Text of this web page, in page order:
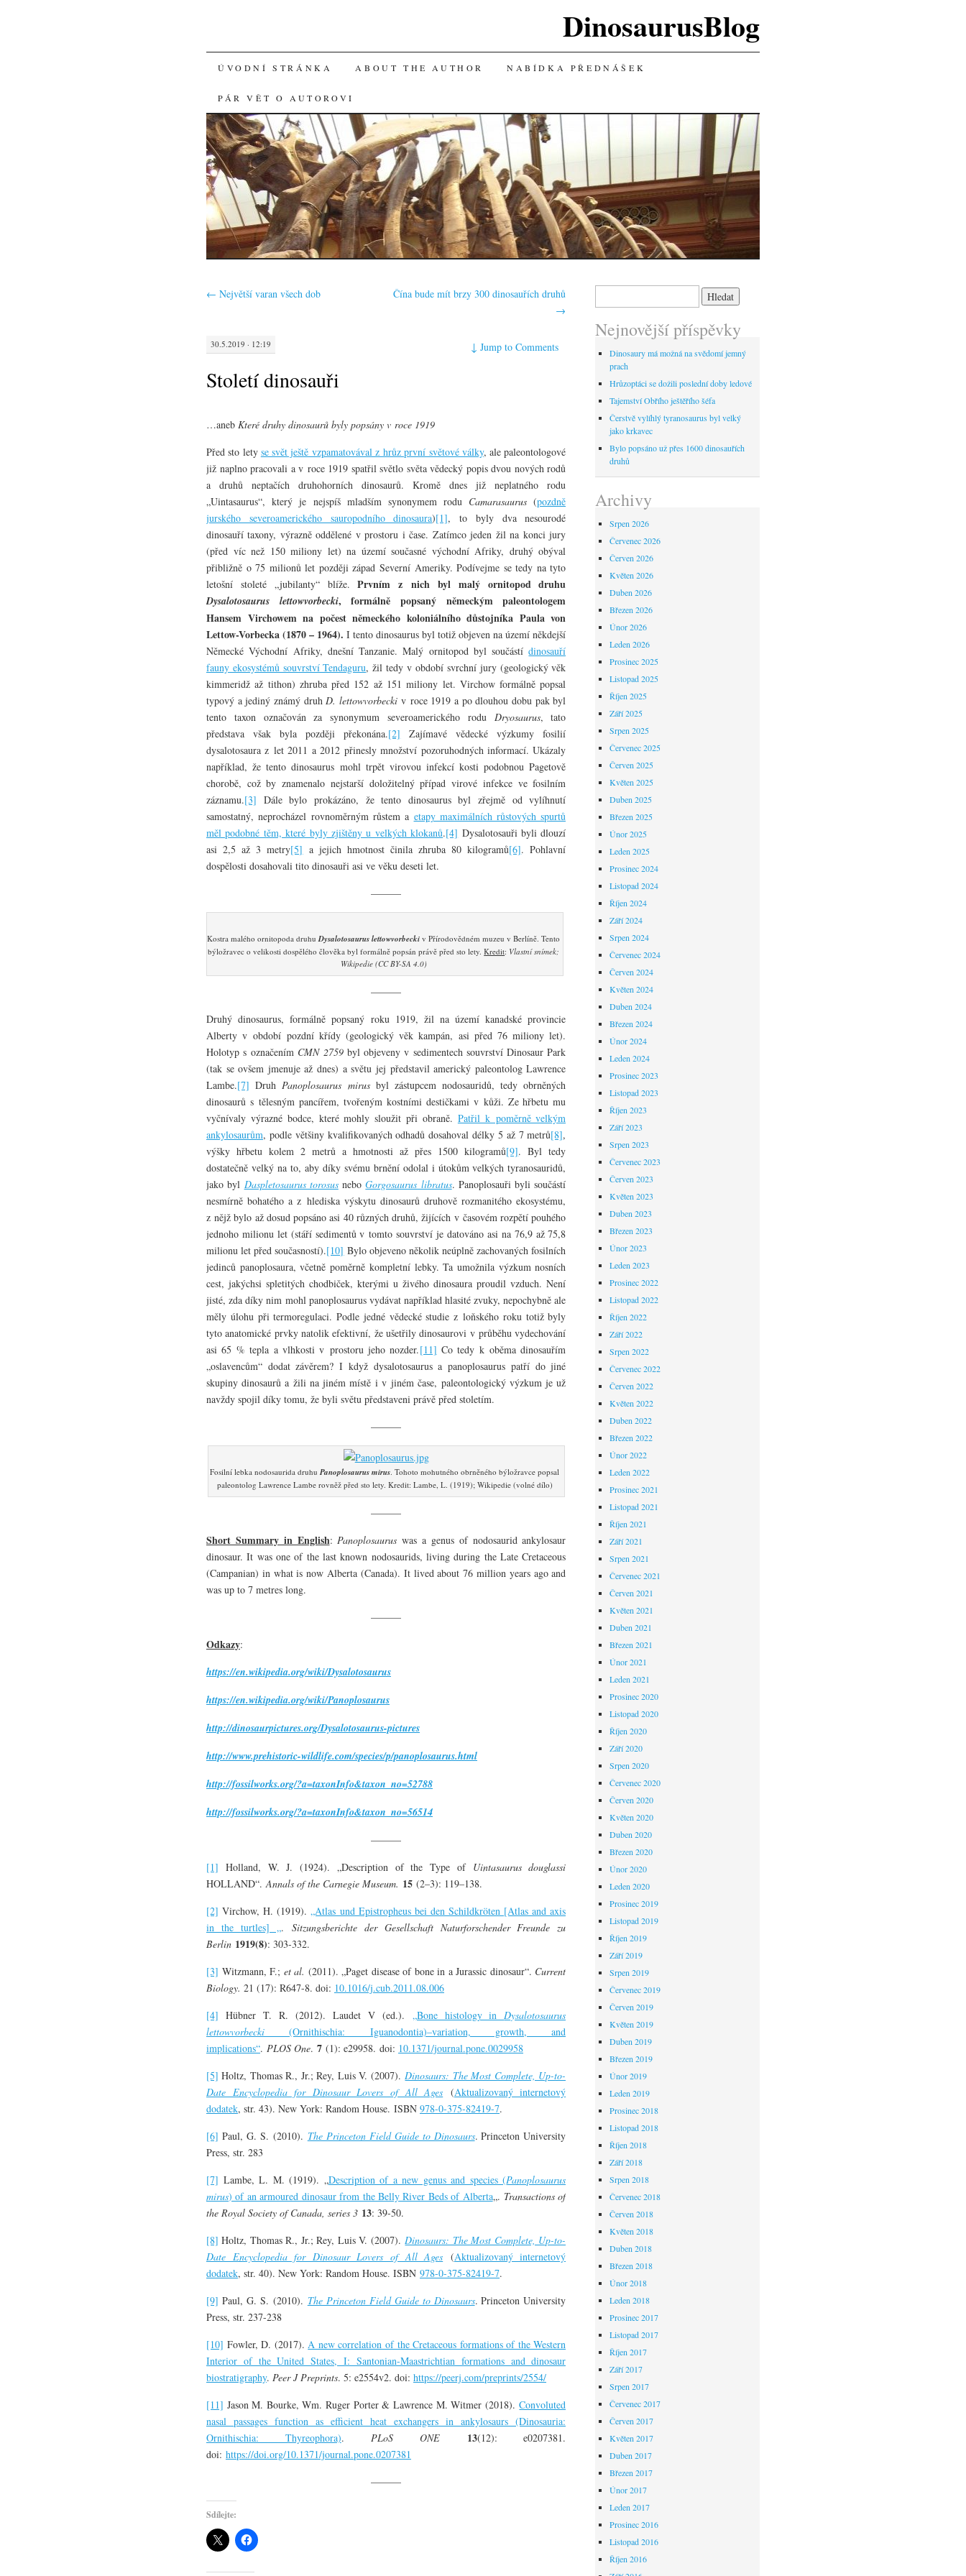
DinosaurusBlog
SKIP
TO
CONTENT
ÚVODNÍ STRÁNKA ABOUT THE AUTHOR NABÍDKA PŘEDNÁŠEK
PÁR VĚT O AUTOROVI
← Největší varan všech dob
Čína bude mít brzy 300 dinosauřích druhů
→
30.5.2019 · 12:19 ↓Jump to Comments
Století dinosauři
…aneb Které druhy dinosaurů byly popsány v roce 1919
Před sto lety se svět ještě vzpamatovával z hrůz první světové války, ale paleontologové
již naplno pracovali a v roce 1919 spatřil světlo světa vědecký popis dvou nových rodů
a druhů neptačích druhohorních dinosaurů. Kromě dnes již neplatného rodu
„Uintasaurus“, který je nejspíš mladším synonymem rodu Camarasaurus (pozdně
jurského severoamerického sauropodního dinosaura)[1], to byly dva nesourodé
dinosauří taxony, výrazně oddělené v prostoru i čase. Zatímco jeden žil na konci jury
(před víc než 150 miliony let) na území současné východní Afriky, druhý obýval
přibližně o 75 milionů let později západ Severní Ameriky. Podívejme se tedy na tyto
letošní stoleté „jubilanty“ blíže.Prvním z nich byl malý ornitopod druhu
Dysalotosaurus lettowvorbecki, formálně popsaný německým paleontologem
Hansem Virchowem na počest německého koloniálního důstojníka Paula von
Lettow-Vorbecka (1870 – 1964). I tento dinosaurus byl totiž objeven na území někdejší
Německé Východní Afriky, dnešní Tanzanie. Malý ornitopod byl součástídinosauří
fauny ekosystémů souvrství Tendaguru, žil tedy v období svrchní jury (geologický věk
kimmeridž až tithon) zhruba před 152 až 151 miliony let. Virchow formálně popsal
typový a jediný známý druh D. lettowvorbecki v roce 1919 a po dlouhou dobu pak byl
tento taxon označován za synonymum severoamerického rodu Dryosaurus, tato
představa však byla později překonána.[2] Zajímavé vědecké výzkumy fosilií
dysalotosaura z let 2011 a 2012 přinesly množství pozoruhodných informací. Ukázaly
například, že tento dinosaurus mohl trpět virovou infekcí kosti podobnou Pagetově
chorobě, což by znamenalo nejstarší doložitelný případ virové infekce ve fosilním
záznamu.[3] Dále bylo prokázáno, že tento dinosaurus byl zřejmě od vylíhnutí
samostatný, neprocházel rovnoměrným růstem a etapy maximálních růstových spurtů
měl podobné těm, které byly zjištěny u velkých klokanů.[4] Dysalotosauři byli dlouzí
asi 2,5 až 3 metry[5] a jejich hmotnost činila zhruba 80 kilogramů[6]. Pohlavní
dospělosti dosahovali tito dinosauři asi ve věku deseti let.
———
Kostra malého ornitopoda druhuDysalotosaurus lettowvorbecki v Přírodovědném muzeu v Berlíně. Tento
býložravec o velikosti dospělého člověka byl formálně popsán právě před sto lety.Kredit: Vlastní snímek;
Wikipedie (CC BY-SA 4.0)
———
Druhý dinosaurus, formálně popsaný roku 1919, žil na území kanadské provincie
Alberty v období pozdní křídy (geologický věk kampán, asi před 76 miliony let).
Holotyp s označením CMN 2759byl objeveny v sedimentech souvrství Dinosaur Park
(tak se ovšem jmenuje až dnes) a světu jej představil americký paleontolog Lawrence
Lambe.[7] Druh Panoplosaurus mirusbyl zástupcem nodosauridů, tedy obrněných
dinosaurů s tělesným pancířem, tvořeným kostními destičkami v kůži. Ze hřbetu mu
vyčnívaly výrazné bodce, které mohly sloužit při obraně. Patřil k poměrně velkým
ankylosaurům, podle většiny kvalifikovaných odhadů dosahoval délky 5 až 7 metrů[8],
výšky hřbetu kolem 2 metrů a hmotnosti až přes 1500 kilogramů[9]. Byl tedy
dostatečně velký na to, aby díky svému brnění odolal i útokům velkých tyranosauridů,
jako byl Daspletosaurus torosusneboGorgosaurus libratus. Panoplosauři byli součástí
nesmírně bohatého a z hlediska výskytu dinosaurů druhově rozmanitého ekosystému,
z nějž bylo až dosud popsáno asi 40 různých druhů, žijících v časovém rozpětí pouhého
jednoho milionu let (stáří sedimentů v tomto souvrství je datováno asi na 76,9 až 75,8
milionu let před současností).[10] Bylo objeveno několik neúplně zachovaných fosilních
jedinců panoplosaura, včetně poměrně kompletní lebky. Ta umožnila výzkum nosních
cest, jakýchsi spletitých chodbiček, kterými u živého dinosaura proudil vzduch. Není
jisté, zda díky nim mohl panoplosaurus vydávat například hlasité zvuky, nepochybně ale
měly úlohu při termoregulaci. Podle jedné vědecké studie z loňského roku totiž byly
tyto anatomické prvky natolik efektivní, že ušetřily dinosaurovi v průběhu vydechování
asi 65 % tepla a vlhkosti v prostoru jeho nozder.[11] Co tedy k oběma dinosauřím
„oslavencům“ dodat závěrem? I když dysalotosaurus a panoplosaurus patří do jiné
skupiny dinosaurů a žili na jiném místě i v jiném čase, paleontologický výzkum je už
navždy spojil díky tomu, že byli světu představeni právě před stoletím.
———
Fosilní lebka nodosaurida druhuPanoplosaurus mirus . Tohoto mohutného obrněného býložravce popsal
paleontolog Lawrence Lambe rovněž před sto lety. Kredit: Lambe, L. (1919); Wikipedie (volné dílo)
———
Short Summary in English: Panoplosaurus was a genus of nodosaurid ankylosaur
dinosaur. It was one of the last known nodosaurids, living during the Late Cretaceous
(Campanian) in what is now Alberta (Canada). It lived about 76 million years ago and
was up to 7 metres long.
———
Odkazy:
https://en.wikipedia.org/wiki/Dysalotosaurus
https://en.wikipedia.org/wiki/Panoplosaurus
http://dinosaurpictures.org/Dysalotosaurus-pictures
http://www.prehistoric-wildlife.com/species/p/panoplosaurus.html
http://fossilworks.org/?a=taxonInfo&taxon_no=52788
http://fossilworks.org/?a=taxonInfo&taxon_no=56514
———
[1] Holland, W. J. (1924). „Description of the Type of Uintasaurus douglassi
HOLLAND“. Annals of the Carnegie Museum. 15 (2–3): 119–138.
[2] Virchow, H. (1919). „Atlas und Epistropheus bei den Schildkröten [Atlas and axis
in the turtles] „. Sitzungsberichte der Gesellschaft Naturforschender Freunde zu
Berlin 1919(8): 303-332.
[3] Witzmann, F.; et al. (2011). „Paget disease of bone in a Jurassic dinosaur“. Current
Biology. 21 (17): R647-8. doi: 10.1016/j.cub.2011.08.006
[4] Hübner T. R. (2012). Laudet V (ed.). „Bone histology in Dysalotosaurus
lettowvorbecki (Ornithischia: Iguanodontia)–variation, growth, and
implications“. PLOS One. 7 (1): e29958. doi: 10.1371/journal.pone.0029958
[5] Holtz, Thomas R., Jr.; Rey, Luis V. (2007). Dinosaurs: The Most Complete, Up-to-
Date Encyclopedia for Dinosaur Lovers of All Ages (Aktualizovaný internetový
dodatek, str. 43). New York: Random House. ISBN 978-0-375-82419-7.
[6] Paul, G. S. (2010). The Princeton Field Guide to Dinosaurs. Princeton University
Press, str. 283
[7] Lambe, L. M. (1919). „Description of a new genus and species (Panoplosaurus
mirus) of an armoured dinosaur from the Belly River Beds of Alberta„. Transactions of
the Royal Society of Canada, series 3 13: 39-50.
[8] Holtz, Thomas R., Jr.; Rey, Luis V. (2007). Dinosaurs: The Most Complete, Up-to-
Date Encyclopedia for Dinosaur Lovers of All Ages (Aktualizovaný internetový
dodatek, str. 40). New York: Random House. ISBN 978-0-375-82419-7.
[9] Paul, G. S. (2010). The Princeton Field Guide to Dinosaurs. Princeton University
Press, str. 237-238
[10] Fowler, D. (2017). A new correlation of the Cretaceous formations of the Western
Interior of the United States, I: Santonian-Maastrichtian formations and dinosaur
biostratigraphy. Peer J Preprints. 5: e2554v2. doi: https://peerj.com/preprints/2554/
[11] Jason M. Bourke, Wm. Ruger Porter & Lawrence M. Witmer (2018).Convoluted
nasal passages function as efficient heat exchangers in ankylosaurs (Dinosauria:
Ornithischia: Thyreophora). PLoS ONE 13(12): e0207381.
doi: https://doi.org/10.1371/journal.pone.0207381
———
Sdílejte:
Nejnovější příspěvky
Dinosaury má možná na svědomí jemný
prach
Hrůzoptáci se dožili poslední doby ledové
Tajemství Obřího ještěřího šéfa
Čerstvě vylíhlý tyranosaurus byl velký
jako krkavec
Bylo popsáno už přes 1600 dinosauřích
druhů
Archivy
Srpen 2026
Červenec 2026
Červen 2026
Květen 2026
Duben 2026
Březen 2026
Únor 2026
Leden 2026
Prosinec 2025
Listopad 2025
Říjen 2025
Září 2025
Srpen 2025
Červenec 2025
Červen 2025
Květen 2025
Duben 2025
Březen 2025
Únor 2025
Leden 2025
Prosinec 2024
Listopad 2024
Říjen 2024
Září 2024
Srpen 2024
Červenec 2024
Červen 2024
Květen 2024
Duben 2024
Březen 2024
Únor 2024
Leden 2024
Prosinec 2023
Listopad 2023
Říjen 2023
Září 2023
Srpen 2023
Červenec 2023
Červen 2023
Květen 2023
Duben 2023
Březen 2023
Únor 2023
Leden 2023
Prosinec 2022
Listopad 2022
Říjen 2022
Září 2022
Srpen 2022
Červenec 2022
Červen 2022
Květen 2022
Duben 2022
Březen 2022
Únor 2022
Leden 2022
Prosinec 2021
Listopad 2021
Říjen 2021
Září 2021
Srpen 2021
Červenec 2021
Červen 2021
Květen 2021
Duben 2021
Březen 2021
Únor 2021
Leden 2021
Prosinec 2020
Listopad 2020
Říjen 2020
Září 2020
Srpen 2020
Červenec 2020
Červen 2020
Květen 2020
Duben 2020
Březen 2020
Únor 2020
Leden 2020
Prosinec 2019
Listopad 2019
Říjen 2019
Září 2019
Srpen 2019
Červenec 2019
Červen 2019
Květen 2019
Duben 2019
Březen 2019
Únor 2019
Leden 2019
Prosinec 2018
Listopad 2018
Říjen 2018
Září 2018
Srpen 2018
Červenec 2018
Červen 2018
Květen 2018
Duben 2018
Březen 2018
Únor 2018
Leden 2018
Prosinec 2017
Listopad 2017
Říjen 2017
Září 2017
Srpen 2017
Červenec 2017
Červen 2017
Květen 2017
Duben 2017
Březen 2017
Únor 2017
Leden 2017
Prosinec 2016
Listopad 2016
Říjen 2016